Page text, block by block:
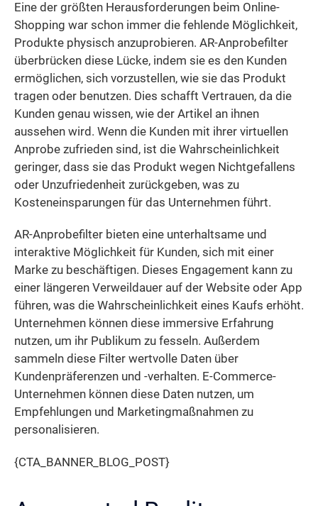
Eine der größten Herausforderungen beim Online-
Shopping war schon immer die fehlende Möglichkeit,
Produkte physisch anzuprobieren. AR-Anprobefilter
überbrücken diese Lücke, indem sie es den Kunden
ermöglichen, sich vorzustellen, wie sie das Produkt
tragen oder benutzen. Dies schafft Vertrauen, da die
Kunden genau wissen, wie der Artikel an ihnen
aussehen wird. Wenn die Kunden mit ihrer virtuellen
Anprobe zufrieden sind, ist die Wahrscheinlichkeit
geringer, dass sie das Produkt wegen Nichtgefallens
oder Unzufriedenheit zurückgeben, was zu
Kosteneinsparungen für das Unternehmen führt.
AR-Anprobefilter bieten eine unterhaltsame und
interaktive Möglichkeit für Kunden, sich mit einer
Marke zu beschäftigen. Dieses Engagement kann zu
einer längeren Verweildauer auf der Website oder App
führen, was die Wahrscheinlichkeit eines Kaufs erhöht.
Unternehmen können diese immersive Erfahrung
nutzen, um ihr Publikum zu fesseln. Außerdem
sammeln diese Filter wertvolle Daten über
Kundenpräferenzen und -verhalten. E-Commerce-
Unternehmen können diese Daten nutzen, um
Empfehlungen und Marketingmaßnahmen zu
personalisieren.
{CTA_BANNER_BLOG_POST}